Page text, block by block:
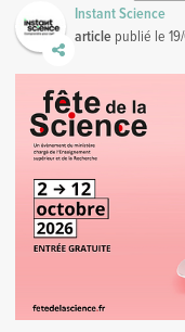
Instant Science
article publié le